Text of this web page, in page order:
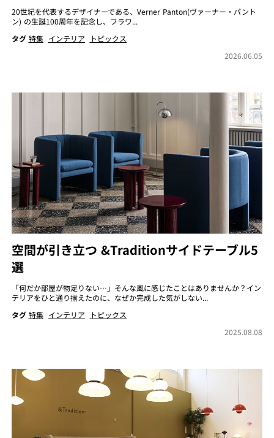
20世紀を代表するデザイナーである、Verner Panton(ヴァーナー・パント
ン) の生誕100周年を記念し、フラワ...
タグ 特集 インテリア
トピックス
2026.06.05
空間が引き立つ &Traditionサイドテーブル5
選
「何だか部屋が物足りない…」そんな風に感じたことはありませんか？イン
テリアをひと通り揃えたのに、なぜか完成した気がしない...
タグ 特集 インテリア
トピックス
2025.08.08